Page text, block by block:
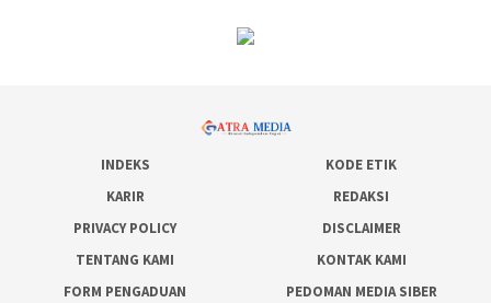
INDEKS
KODE ETIK
KARIR
REDAKSI
PRIVACY POLICY
DISCLAIMER
TENTANG KAMI
KONTAK KAMI
FORM PENGADUAN
PEDOMAN MEDIA SIBER